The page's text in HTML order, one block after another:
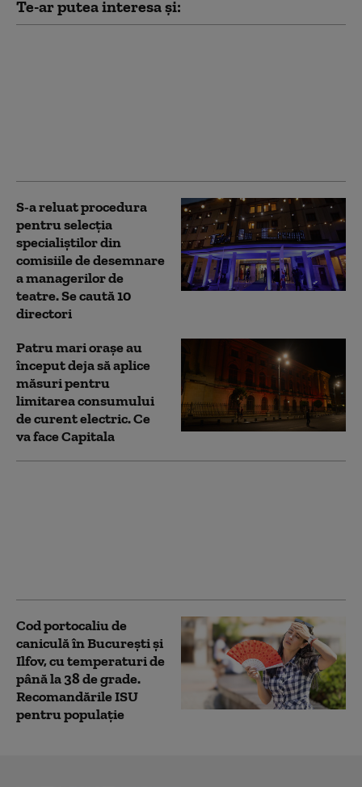
Te-ar putea interesa și:
S-a reluat procedura
pentru selecţia
specialiştilor din
comisiile de desemnare
a managerilor de
teatre. Se caută 10
directori
Patru mari orașe au
început deja să aplice
măsuri pentru
limitarea consumului
de curent electric. Ce
va face Capitala
Cod portocaliu de
caniculă în București și
Ilfov, cu temperaturi de
până la 38 de grade.
Recomandările ISU
pentru populație